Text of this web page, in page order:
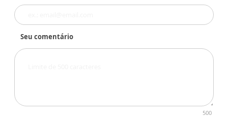
Seu comentário
500